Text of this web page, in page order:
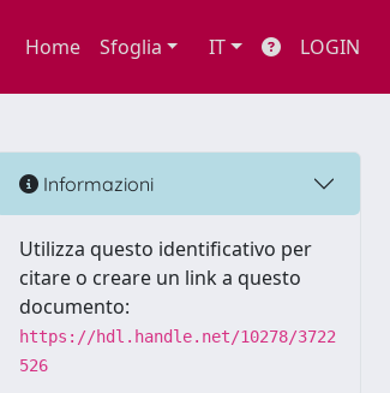
Home Sfoglia IT LOGIN
Informazioni
Utilizza questo identificativo per
citare o creare un link a questo
documento:
https://hdl.handle.net/10278/3722
526